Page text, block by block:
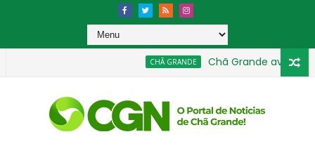
CHÃ GRANDE
Chã Grande avança na